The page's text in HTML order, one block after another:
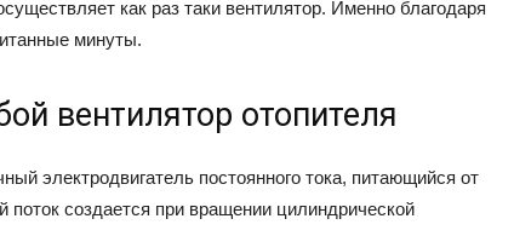
как раз таки вентилятор. Именно благодаря
минуты.
вентилятор отопителя
электродвигатель постоянного тока, питающийся от
создается при вращении цилиндрической